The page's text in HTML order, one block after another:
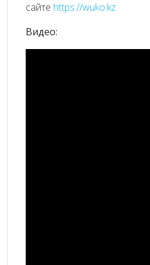
сайте https://wuko.kz
Видео: